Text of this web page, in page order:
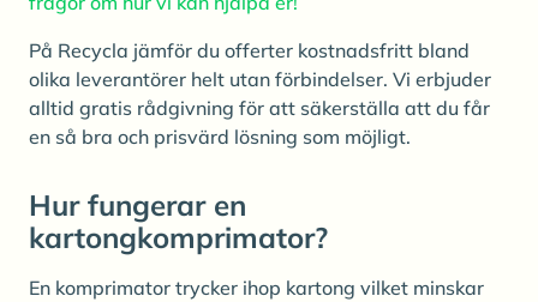
På Recycla jämför du offerter kostnadsfritt bland
olika leverantörer helt utan förbindelser. Vi erbjuder
alltid gratis rådgivning för att säkerställa att du får
en så bra och prisvärd lösning som möjligt.
Hur fungerar en
kartongkomprimator?
En komprimator trycker ihop kartong vilket minskar